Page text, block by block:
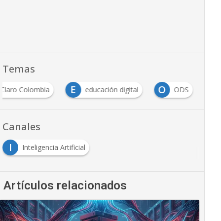
Temas
Claro Colombia E educación digital O ODS
Canales
I
Inteligencia Artificial
Artículos relacionados